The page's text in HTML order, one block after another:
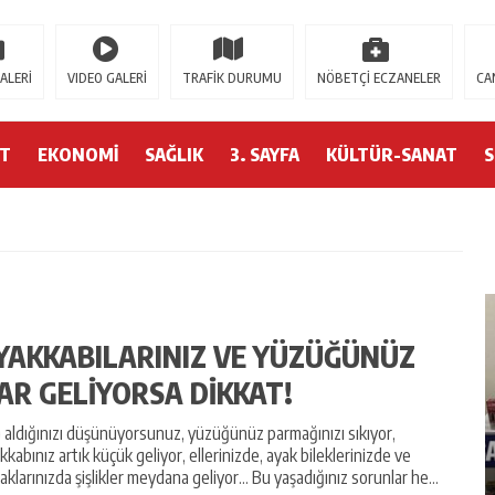
VIDEO GALERİ TRAFİK DURUMU NÖBETÇİ ECZANELER
EKONOMİ SAĞLIK 3. SAYFA KÜLTÜR-SANAT
VE YÜZÜĞÜNÜZ
GELİYORSA DİKKAT!
düşünüyorsunuz, yüzüğünüz parmağınızı sıkıyor,
artık küçük geliyor, ellerinizde, ayak bileklerinizde ve
şişlikler meydana geliyor… Bu yaşadığınız sorunlar he...
İLK
CHP SAMSUN TEŞKILATINDAN GÜÇLÜ
MESAJ